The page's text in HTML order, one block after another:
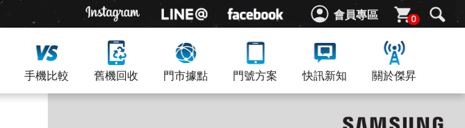
會員專區 0
手機比較 舊機回收 門市據點 門號方案 快訊新知 關於傑昇